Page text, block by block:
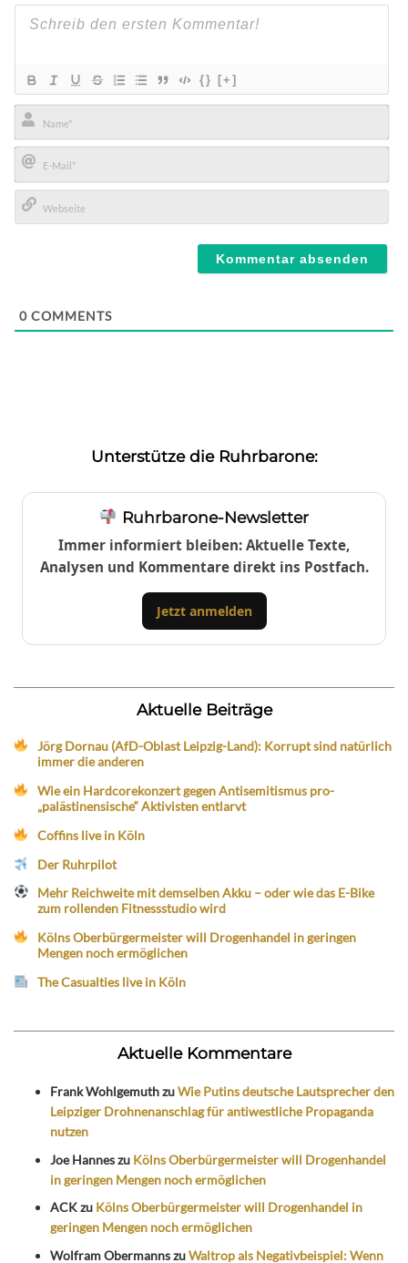
{} [+]
Name*
E-
Mail*
0 COMMENTS
Unterstütze die Ruhrbarone:
Ruhrbarone-Newsletter
Immer informiert bleiben: Aktuelle Texte,
Analysen und Kommentare direkt ins Postfach.
Jetzt anmelden
Aktuelle Beiträge
Jörg Dornau (AfD-Oblast Leipzig-Land): Korrupt sind natürlich
immer die anderen
Wie ein Hardcorekonzert gegen Antisemitismus pro-
„palästinensische“ Aktivisten entlarvt
Coffins live in Köln
Der Ruhrpilot
Mehr Reichweite mit demselben Akku – oder wie das E-Bike
zum rollenden Fitnessstudio wird
Kölns Oberbürgermeister will Drogenhandel in geringen
Mengen noch ermöglichen
The Casualties live in Köln
Aktuelle Kommentare
Frank WohlgemuthzuWie Putins deutsche Lautsprecher den
Leipziger Drohnenanschlag für antiwestliche Propaganda
nutzen
Joe Hanneszu Kölns Oberbürgermeister will Drogenhandel
in geringen Mengen noch ermöglichen
ACKzu Kölns Oberbürgermeister will Drogenhandel in
geringen Mengen noch ermöglichen
Wolfram ObermannszuWaltrop als Negativbeispiel: Wenn